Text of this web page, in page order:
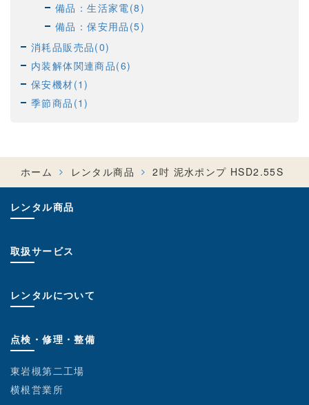
備品：生活家電(8)
備品：保安用品(5)
消耗品販売品(0)
内装解体関連商品(6)
保安機材(1)
季節商品(1)
ホーム レンタル商品 2吋 泥水ポンプ HSD2.55S
レンタル商品
取扱サービス
レンタルについて
点検・修理・整備
東岩槻第二工場
横根営業所